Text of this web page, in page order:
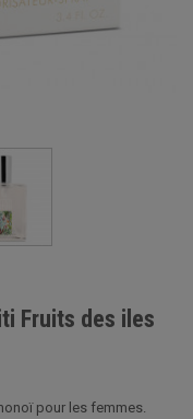
Fruits des iles
pour les femmes.